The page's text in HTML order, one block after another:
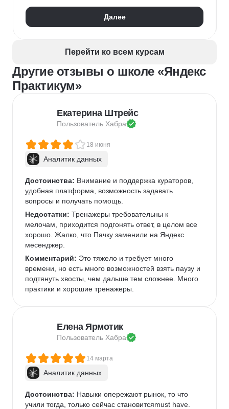
Далее
Перейти ко всем курсам
Другие отзывы о школе «Яндекс
Практикум»
Екатерина Штрейс
Пользователь Хабра
18 июня
Аналитик данных
Достоинства: Внимание и поддержка кураторов,
удобная платформа, возможность задавать
вопросы и получать помощь.
Недостатки: Тренажеры требовательны к
мелочам, приходится подгонять ответ, в целом все
хорошо. Жалко, что Пачку заменили на Яндекс
месенджер.
Комментарий: Это тяжело и требует много
времени, но есть много возможностей взять паузу и
подтянуть хвосты, чем дальше тем сложнее. Много
практики и хорошие тренажеры.
Елена Ярмотик
Пользователь Хабра
14 марта
Аналитик данных
Достоинства: Навыки опережают рынок, то что
учили тогда, только сейчас становитсяmust have.